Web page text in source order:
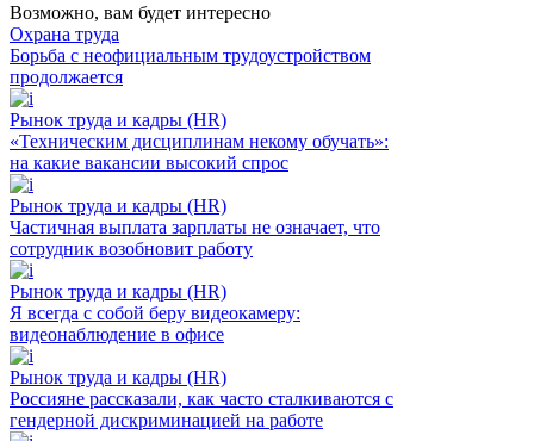
Возможно, вам будет интересно
Охрана труда
Борьба с неофициальным трудоустройством
продолжается
Рынок труда и кадры (HR)
«Техническим дисциплинам некому обучать»:
на какие вакансии высокий спрос
Рынок труда и кадры (HR)
Частичная выплата зарплаты не означает, что
сотрудник возобновит работу
Рынок труда и кадры (HR)
Я всегда с собой беру видеокамеру:
видеонаблюдение в офисе
Рынок труда и кадры (HR)
Россияне рассказали, как часто сталкиваются с
гендерной дискриминацией на работе